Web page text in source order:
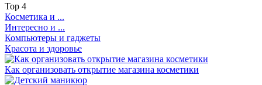
Top 4
Косметика и ...
Интересно и ...
Компьютеры и гаджеты
Красота и здоровье
Как организовать открытие магазина косметики